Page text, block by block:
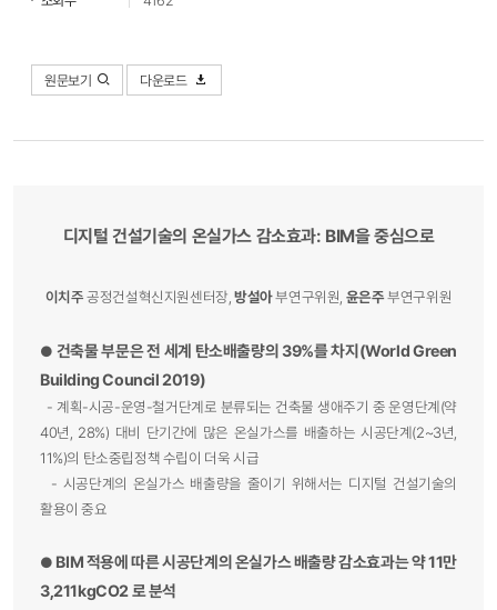
원문보기 다운로드
디지털 건설기술의 온실가스 감소효과: BIM을 중심으로
이치주공정건설혁신지원센터장,방설아부연구위원, 윤은주부연구위원
● 건축물 부문은 전 세계 탄소배출량의 39%를 차지(World Green
Building Council 2019)
- 계획-시공-운영-철거단계로 분류되는 건축물 생애주기 중 운영단계(약
40년, 28%) 대비 단기간에 많은 온실가스를 배출하는 시공단계(2~3년,
11%)의 탄소중립정책 수립이 더욱 시급
- 시공단계의 온실가스 배출량을 줄이기 위해서는 디지털 건설기술의
활용이 중요
● BIM 적용에 따른 시공단계의 온실가스 배출량 감소효과는 약 11만
3,211kgCO2 로 분석